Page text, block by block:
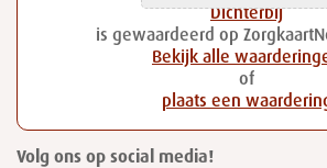
Dichterbij
is gewaardeerd op
Bekijk alle
of
plaats een
Volg ons op social media!